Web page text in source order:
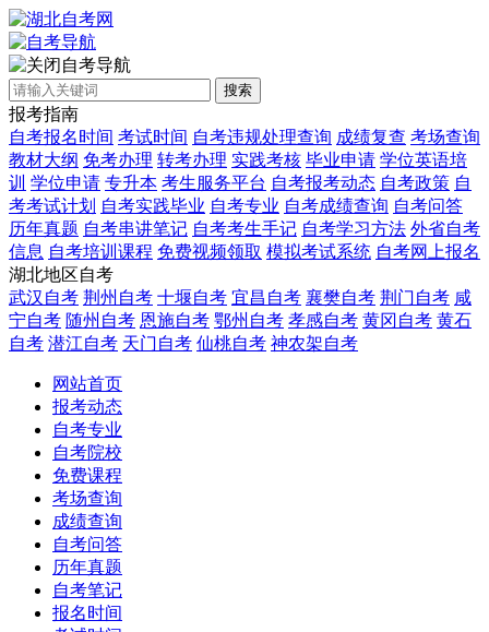
自考导航
搜索
报考指南
自考报名时间 考试时间 自考违规处理查询 成绩复查 考场查询
教材大纲 免考办理 转考办理 实践考核 毕业申请 学位英语培
训 学位申请 专升本 考生服务平台 自考报考动态 自考政策 自
考考试计划 自考实践毕业 自考专业 自考成绩查询 自考问答
历年真题 自考串讲笔记 自考考生手记 自考学习方法 外省自考
信息 自考培训课程 免费视频领取 模拟考试系统 自考网上报名
湖北地区自考
武汉自考 荆州自考 十堰自考 宜昌自考 襄樊自考 荆门自考 咸
宁自考 随州自考 恩施自考 鄂州自考 孝感自考 黄冈自考 黄石
自考 潜江自考 天门自考 仙桃自考 神农架自考
网站首页
报考动态
自考专业
自考院校
免费课程
考场查询
成绩查询
自考问答
历年真题
自考笔记
报名时间